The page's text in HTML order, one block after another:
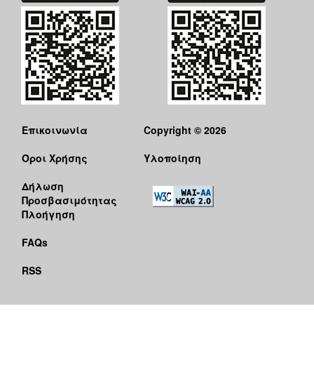
Επικοινωνία
Όροι Χρήσης
Δήλωση
Προσβασιμότητας
Πλοήγηση
FAQs
RSS
Copyright © 2026
Υλοποίηση